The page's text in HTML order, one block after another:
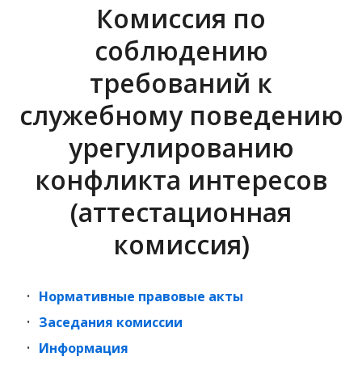
Жилищно коммунальное хозяйство
ПРОЕКТ 500+
Лента новостей
Архив
Служба по контракту в ВС РФ
Поисковые работы
Информационно-пропагандистская
Комиссия по
соблюдению
требований к
служебному поведению
урегулированию
конфликта интересов
(аттестационная
комиссия)
Нормативные правовые акты
Заседания комиссии
Информация